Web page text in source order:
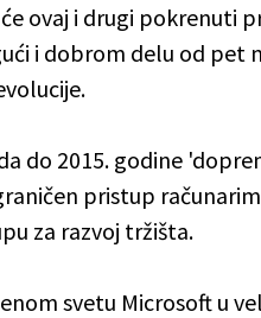
će ovaj i drugi pokrenuti
i dobrom delu od
do 2015. godine
pristup
za razvoj tržišta.
svetu Microsoft u